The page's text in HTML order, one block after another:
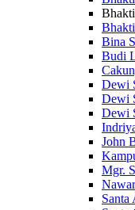
Bina
Budi
Dewi
Dewi
Dewi
John
Mgr.
Nawar
Santa